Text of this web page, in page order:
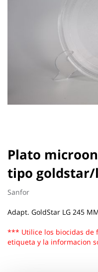
Plato
tipo
Sanfor
Adapt. GoldStar LG 245
*** Utilice los biocidas de
etiqueta y la informacion
Saltar
al
comienzo
de
la
de
imágenes